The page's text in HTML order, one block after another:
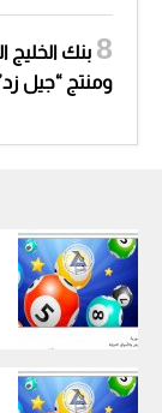
بنك الخليج
ومنتج “جيل